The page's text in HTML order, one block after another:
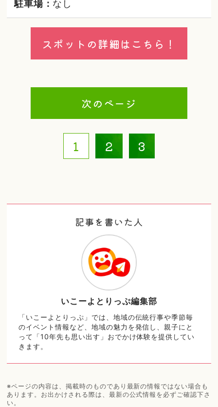
駐車場： なし
スポットの詳細はこちら！
次のページ
1 2 3
記事を書いた人
いこーよとりっぷ編集部
「いこーよとりっぷ」では、地域の伝統行事や季節毎
のイベント情報など、地域の魅力を発信し、親子にと
って「10年先も思い出す」おでかけ体験を提供してい
きます。
※ページの内容は、掲載時のものであり最新の情報ではない場合も
あります。お出かけされる際は、最新の公式情報を必ずご確認下さ
い。